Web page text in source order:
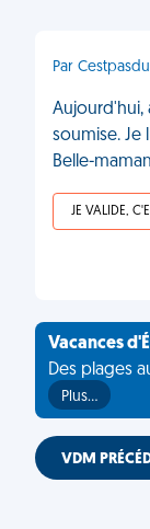
Par
Aujourd'hui,
soumise. Je
Belle-
JE VALIDE,
Vacances
Des plages
Plus…
VDM